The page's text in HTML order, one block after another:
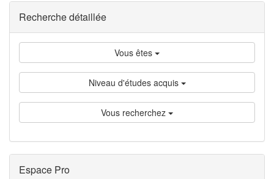
Recherche détaillée
Vous êtes
Niveau d'études acquis
Vous recherchez
Espace Pro